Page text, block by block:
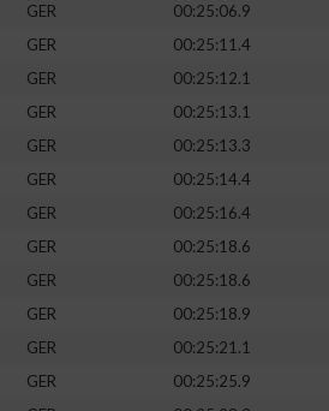
GER
00:25:06.9
GER 00:25:11.4
GER
00:25:12.1
GER
00:25:13.1
GER
00:25:13.3
GER
00:25:14.4
GER 00:25:16.4
GER
00:25:18.6
GER
00:25:18.6
GER
00:25:18.9
GER
00:25:21.1
GER 00:25:25.9